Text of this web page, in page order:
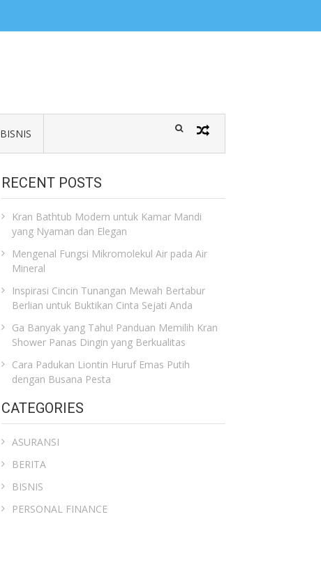
BISNIS
RECENT POSTS
Kran Bathtub Modern untuk Kamar Mandi
yang Nyaman dan Elegan
Mengenal Fungsi Mikromolekul Air pada Air
Mineral
Inspirasi Cincin Tunangan Mewah Bertabur
Berlian untuk Buktikan Cinta Sejati Anda
Ga Banyak yang Tahu! Panduan Memilih Kran
Shower Panas Dingin yang Berkualitas
Cara Padukan Liontin Huruf Emas Putih
dengan Busana Pesta
CATEGORIES
ASURANSI
BERITA
BISNIS
PERSONAL FINANCE